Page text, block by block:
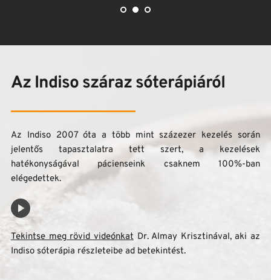
Az Indiso száraz sóterápiáról
Az Indiso 2007 óta a több mint százezer kezelés során
jelentős tapasztalatra tett szert, a kezelések
hatékonyságával pácienseink csaknem 100%-ban
elégedettek.
Tekintse meg rövid videónkat Dr. Almay Krisztinával, aki az
Indiso sóterápia részleteibe ad betekintést.